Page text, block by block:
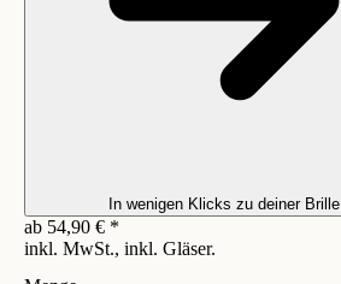
In wenigen Klicks zu deiner Brille
ab 54,90 € *
inkl. MwSt., inkl. Gläser.